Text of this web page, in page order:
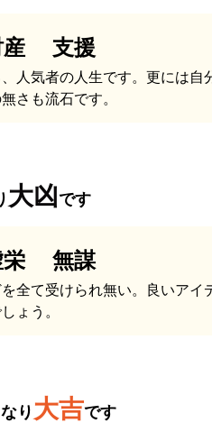
支援
人気者の人生です。更には自
さも流石です。
大凶です
無謀
全て受けられ無い。良いアイ
ょう。
り 大吉です